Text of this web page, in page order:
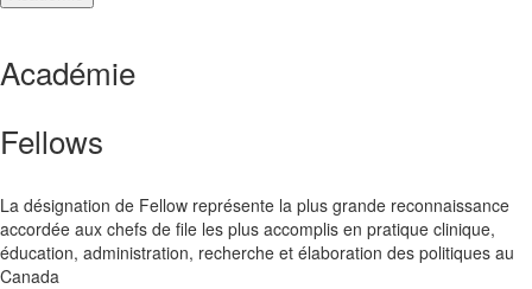
Académie
Fellows
La désignation de Fellow représente la plus grande reconnaissance
accordée aux chefs de file les plus accomplis en pratique clinique,
éducation, administration, recherche et élaboration des politiques au
Canada